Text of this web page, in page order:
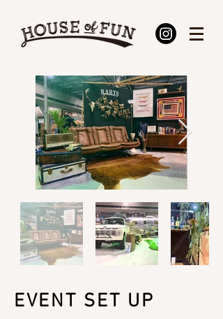
EVENT SET UP